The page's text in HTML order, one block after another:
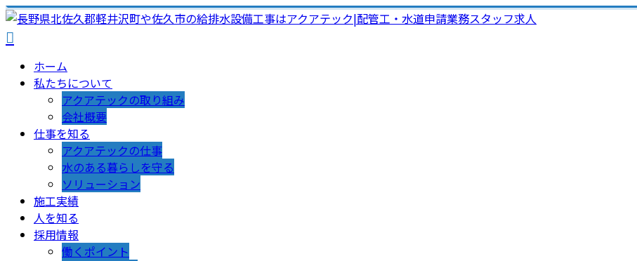
ホーム
私たちについて
アクアテックの取り組み
会社概要
仕事を知る
アクアテックの仕事
水のある暮らしを守る
ソリューション
施工実績
人を知る
採用情報
働くポイント